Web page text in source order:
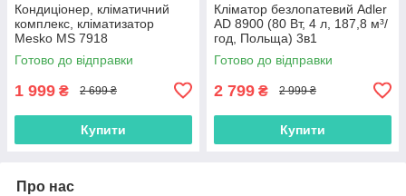
Кондиціонер, кліматичний
комплекс, кліматизатор
Mesko MS 7918
(охолодження, зволоження,
очищення, Польща)
Готово до відправки
1 999 ₴ 2 699 ₴
Купити
Кліматор безлопатевий Adler
AD 8900 (80 Вт, 4 л, 187,8 м³/
год, Польща) 3в1
охолодження зволоження
очищення
Готово до відправки
2 799 ₴ 2 999 ₴
Купити
Про нас